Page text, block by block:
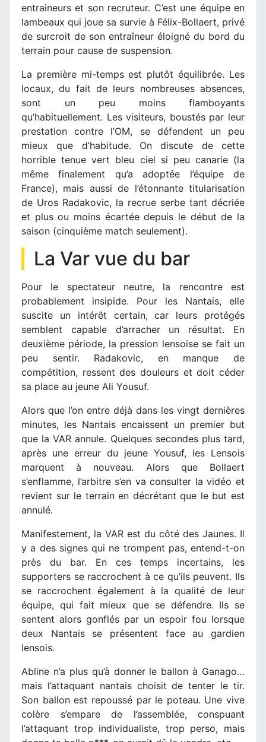
entraineurs et son recruteur. C’est une équipe en
lambeaux qui joue sa survie à Félix-Bollaert, privé
de surcroit de son entraîneur éloigné du bord du
terrain pour cause de suspension.
La première mi-temps est plutôt équilibrée. Les
locaux, du fait de leurs nombreuses absences,
sont un peu moins flamboyants
qu’habituellement. Les visiteurs, boustés par leur
prestation contre l’OM, se défendent un peu
mieux que d’habitude. On discute de cette
horrible tenue vert bleu ciel si peu canarie (la
même finalement qu’a adoptée l’équipe de
France), mais aussi de l’étonnante titularisation
de Uros Radakovic, la recrue serbe tant décriée
et plus ou moins écartée depuis le début de la
saison (cinquième match seulement).
La Var vue du bar
Pour le spectateur neutre, la rencontre est
probablement insipide. Pour les Nantais, elle
suscite un intérêt certain, car leurs protégés
semblent capable d’arracher un résultat. En
deuxième période, la pression lensoise se fait un
peu sentir. Radakovic, en manque de
compétition, ressent des douleurs et doit céder
sa place au jeune Ali Yousuf.
Alors que l’on entre déjà dans les vingt dernières
minutes, les Nantais encaissent un premier but
que la VAR annule. Quelques secondes plus tard,
après une erreur du jeune Yousuf, les Lensois
marquent à nouveau. Alors que Bollaert
s’enflamme, l’arbitre s’en va consulter la vidéo et
revient sur le terrain en décrétant que le but est
annulé.
Manifestement, la VAR est du côté des Jaunes. Il
y a des signes qui ne trompent pas, entend-t-on
près du bar. En ces temps incertains, les
supporters se raccrochent à ce qu’ils peuvent. Ils
se raccrochent également à la qualité de leur
équipe, qui fait mieux que se défendre. Ils se
sentent alors gonflés par un espoir fou lorsque
deux Nantais se présentent face au gardien
lensois.
Abline n’a plus qu’à donner le ballon à Ganago…
mais l’attaquant nantais choisit de tenter le tir.
Son ballon est repoussé par le poteau. Une vive
colère s’empare de l’assemblée, conspuant
l’attaquant trop individualiste, trop perso, mais